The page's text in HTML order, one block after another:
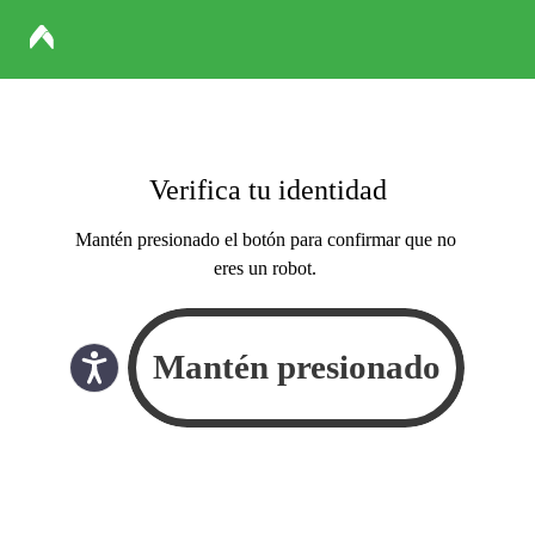
Verifica tu identidad
Mantén presionado el botón para confirmar que no
eres un robot.